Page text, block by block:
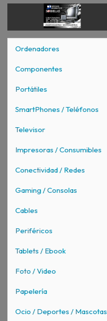
Ordenadores
Componentes
Portátiles
SmartPhones / Teléfonos
Televisor
Impresoras / Consumibles
Conectividad / Redes
Gaming / Consolas
Cables
Periféricos
Tablets / Ebook
Foto / Video
Papelería
Ocio / Deportes / Mascotas